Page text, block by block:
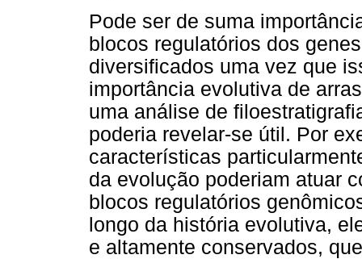
Pode ser de suma
blocos regulatórios dos
diversificados uma vez que
importância evolutiva de
uma análise de
poderia revelar-se útil. Por
características
da evolução poderiam atuar
blocos regulatórios
longo da história evolutiva,
e altamente conservados,